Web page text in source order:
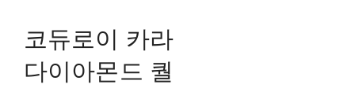
코듀로이 카라
다이아몬드 퀄